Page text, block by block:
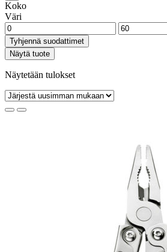
Koko
Väri
Tyhjennä suodattimet
Näytä tuote
Näytetään tulokset